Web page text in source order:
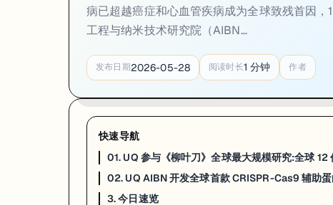
02. UQ AIBN 开发全球首款 CRISPR-Cas9 辅助
UQ 澳大利亚生物工程与纳米技术研究院（AIBN）的研究团队——Dr
CRISPR-Cas9 的问题在于它不是 100% 精准——偶尔会在 DNA 的错误位
对走 Biomedical Engineering / Biotechnology / Molecular Biology 方向
UQ AIBN · 2026-04
病已超越癌症和心血管疾病成为全球致残首因
工程与纳米技术研究院（AIBN...
发布日期2026-05-28 阅读时长1 分钟 作者
快速导航
01. UQ 参与《柳叶刀》全球最大规模研究:全球
02. UQ AIBN 开发全球首款 CRISPR-Cas9 辅助
3. 今日速览